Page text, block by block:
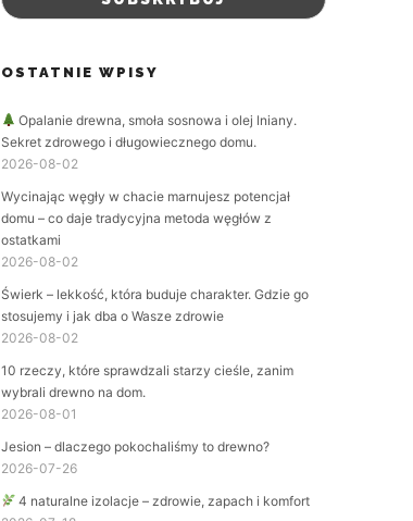
OSTATNIE WPISY
Opalanie drewna, smoła sosnowa i olej lniany.
Sekret zdrowego i długowiecznego domu.
2026-08-02
Wycinając węgły w chacie marnujesz potencjał
domu – co daje tradycyjna metoda węgłów z
ostatkami
2026-08-02
Świerk – lekkość, która buduje charakter. Gdzie go
stosujemy i jak dba o Wasze zdrowie
2026-08-02
10 rzeczy, które sprawdzali starzy cieśle, zanim
wybrali drewno na dom.
2026-08-01
Jesion – dlaczego pokochaliśmy to drewno?
2026-07-26
4 naturalne izolacje – zdrowie, zapach i komfort